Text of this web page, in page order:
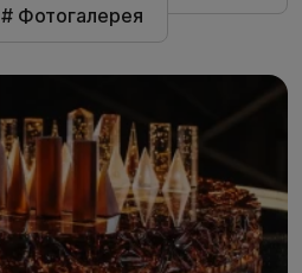
# Фотогалерея